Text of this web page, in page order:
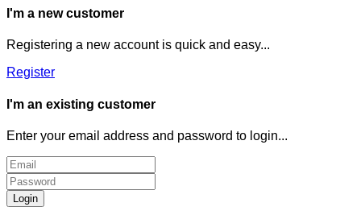
I'm a new customer
Registering a new account is quick and easy...
Register
I'm an existing customer
Enter your email address and password to login...
Login